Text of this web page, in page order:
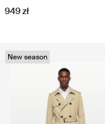
949 zł
New season